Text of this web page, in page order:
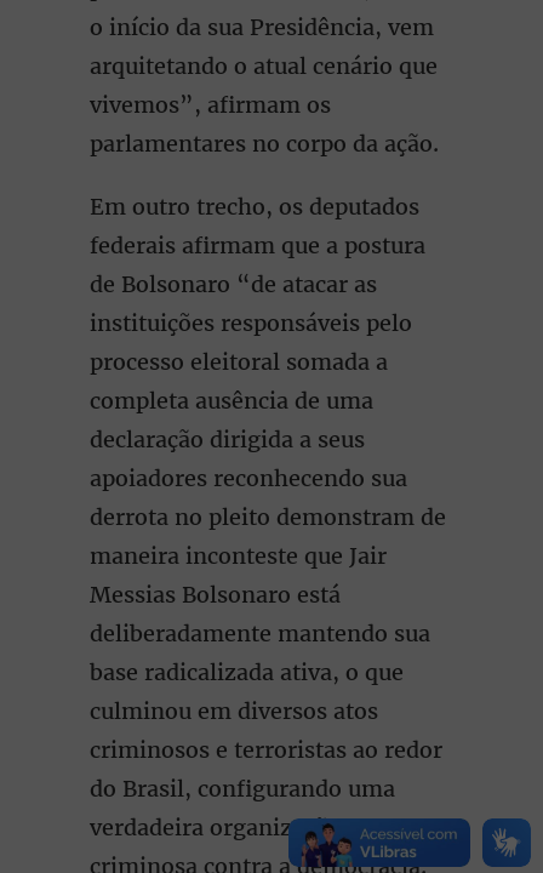
o início da sua Presidência, vem
arquitetando o atual cenário que
vivemos”, afirmam os
parlamentares no corpo da ação.
Em outro trecho, os deputados
federais afirmam que a postura
de Bolsonaro “de atacar as
instituições responsáveis pelo
processo eleitoral somada a
completa ausência de uma
declaração dirigida a seus
apoiadores reconhecendo sua
derrota no pleito demonstram de
maneira inconteste que Jair
Messias Bolsonaro está
deliberadamente mantendo sua
base radicalizada ativa, o que
culminou em diversos atos
criminosos e terroristas ao redor
do Brasil, configurando uma
verdadeira organização
criminosa contra a democracia.”